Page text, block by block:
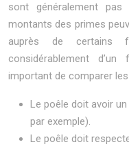
sont généralement
montants des primes
auprès de certains
considérablement
important de comparer
Le poêle doit avoir
par exemple).
Le poêle doit